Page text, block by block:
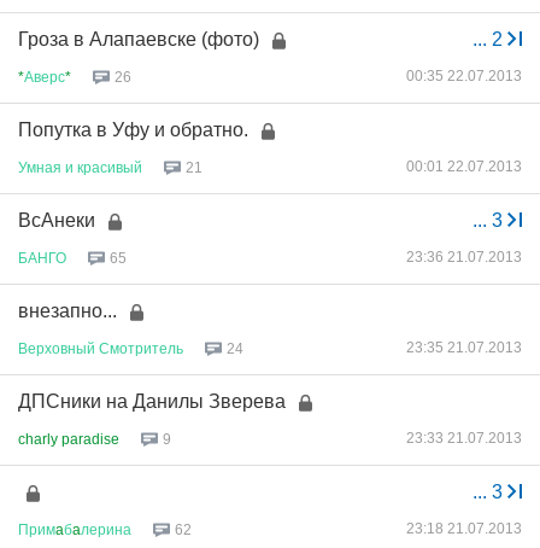
... 2
Гроза в Алапаевске (фото)
*Аверс* 26 00:35 22.07.2013
Попутка в Уфу и обратно.
Умная и красивый 21 00:01 22.07.2013
... 3
ВсАнеки
БАНГО 65 23:36 21.07.2013
внезапно...
Верховный Смотритель 24 23:35 21.07.2013
ДПСники на Данилы Зверева
charly paradise 9 23:33 21.07.2013
... 3
Примaбaлерина 62 23:18 21.07.2013